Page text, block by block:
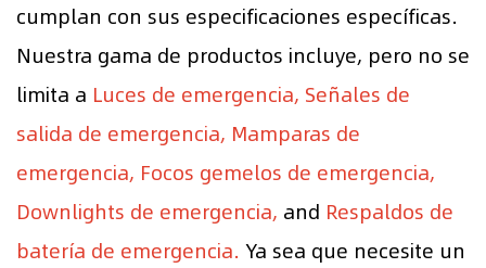
cumplan con sus especificaciones específicas.
Nuestra gama de productos incluye, pero no se
limita a Luces de emergencia, Señales de
salida de emergencia, Mamparas de
emergencia, Focos gemelos de emergencia,
Downlights de emergencia, and Respaldos de
batería de emergencia. Ya sea que necesite un